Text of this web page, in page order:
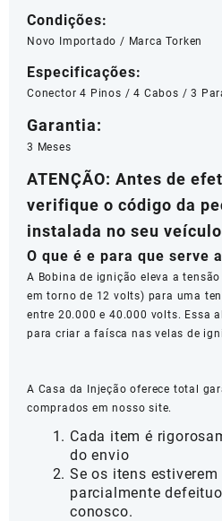
Condições:
Novo Importado / Marca Torken
Especificações:
Conector 4 Pinos / 4 Cabos / 3
Garantia:
3 Meses
ATENÇÃO: Antes de
verifique o código da
instalada no seu
O que é e para que serve
A Bobina de ignição eleva a
em torno de 12 volts) para uma
entre 20.000 e 40.000 volts. Essa
para criar a faísca nas velas de
A Casa da Injeção oferece total
comprados em nosso site.
Cada item é
do envio
Se os itens
parcialmente
conosco.